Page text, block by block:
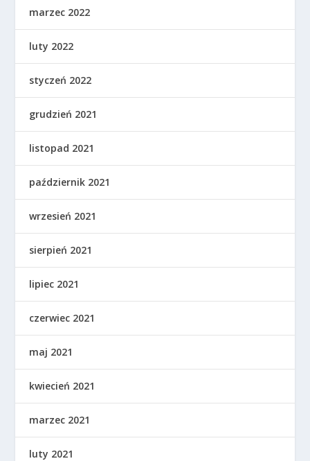
marzec 2022
luty 2022
styczeń 2022
grudzień 2021
listopad 2021
październik 2021
wrzesień 2021
sierpień 2021
lipiec 2021
czerwiec 2021
maj 2021
kwiecień 2021
marzec 2021
luty 2021